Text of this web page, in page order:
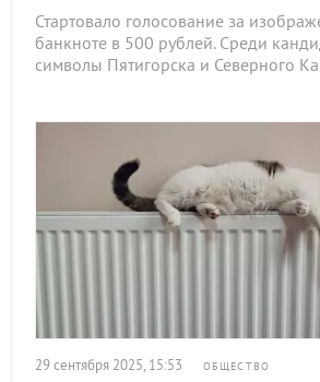
Стартовало голосование за
банкноте в 500 рублей. Среди
символы Пятигорска и Северного
29 сентября 2025, 15:53 ОБЩЕСТВО